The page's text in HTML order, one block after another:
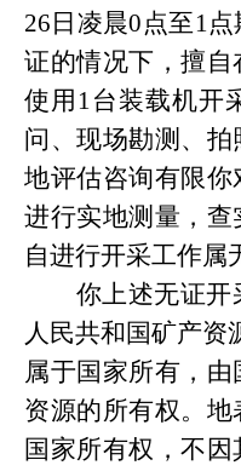
26日凌晨0点至1
证的情况下，擅
使用1台装载机开
问、现场勘测、
地评估咨询有限
进行实地测量，
自进行开采工作属
你上述无证开
人民共和国矿产资
属于国家所有，
资源的所有权。
国家所有权，不